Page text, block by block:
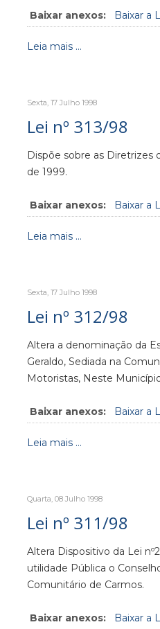
Baixar anexos: Baixar a
Leia mais ...
Sexta, 17 Julho 1998
Lei nº 313/98
Dispõe sobre as Diretrizes
de 1999.
Baixar anexos: Baixar a
Leia mais ...
Sexta, 17 Julho 1998
Lei nº 312/98
Altera a denominação da
Geraldo, Sediada na
Motoristas, Neste
Baixar anexos: Baixar a
Leia mais ...
Quarta, 08 Julho 1998
Lei nº 311/98
Altera Dispositivo da Lei
utilidade Pública o
Comunitário de Carmos.
Baixar anexos: Baixar a